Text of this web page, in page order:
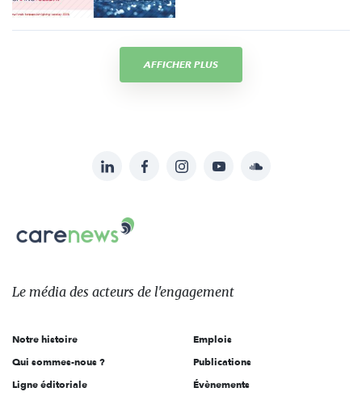
AFFICHER PLUS
sur:
LinkedInFacebookInstagramYouTubeSoundcloud
Carenews,
Le
des
l'engagement
Le média des acteurs de l'engagement
Notre histoire
Qui sommes-nous ?
Ligne éditoriale
Emplois
Publications
Évènements